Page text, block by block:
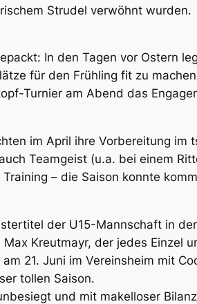
Strudel verwöhnt wurden.
In den Tagen vor Ostern
für den Frühling fit zu
Turnier am Abend das
im April ihre Vorbereitung
Teamgeist (u.a. bei einem
– die Saison konnte
der U15-Mannschaft in
Kreutmayr, der jedes Einzel
21. Juni im Vereinsheim mit
tollen Saison.
und mit makelloser